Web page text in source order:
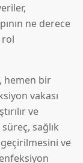
ne derece
hemen bir
vakası
ve
sağlık
ve